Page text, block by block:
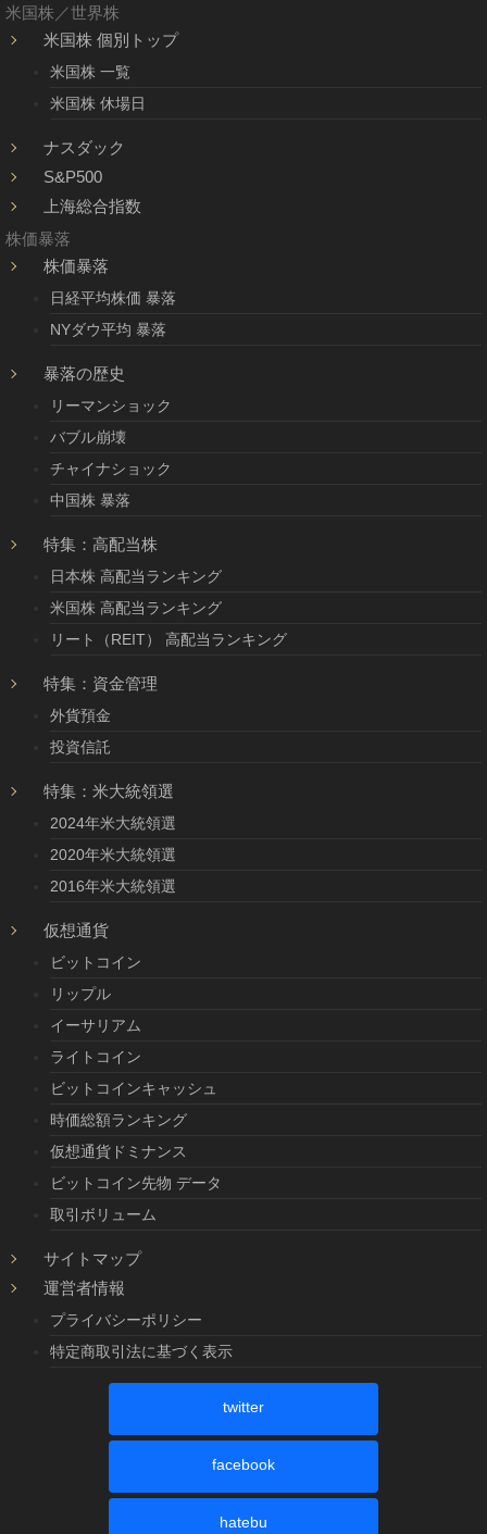
米国株／世界株
米国株 個別トップ
米国株 一覧
米国株 休場日
ナスダック
S&P500
上海総合指数
株価暴落
株価暴落
日経平均株価 暴落
NYダウ平均 暴落
暴落の歴史
リーマンショック
バブル崩壊
チャイナショック
中国株 暴落
特集：高配当株
日本株 高配当ランキング
米国株 高配当ランキング
リート（REIT） 高配当ランキング
特集：資金管理
外貨預金
投資信託
特集：米大統領選
2024年米大統領選
2020年米大統領選
2016年米大統領選
仮想通貨
ビットコイン
リップル
イーサリアム
ライトコイン
ビットコインキャッシュ
時価総額ランキング
仮想通貨ドミナンス
ビットコイン先物 データ
取引ボリューム
サイトマップ
運営者情報
プライバシーポリシー
特定商取引法に基づく表示
twitter
facebook
hatebu